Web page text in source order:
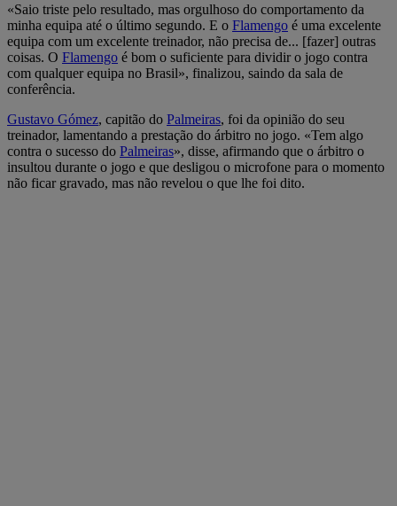
«Saio triste pelo resultado, mas orgulhoso do comportamento da
minha equipa até o último segundo. E o Flamengo é uma excelente
equipa com um excelente treinador, não precisa de... [fazer] outras
coisas. O Flamengo é bom o suficiente para dividir o jogo contra
com qualquer equipa no Brasil», finalizou, saindo da sala de
conferência.
Gustavo Gómez, capitão do Palmeiras, foi da opinião do seu
treinador, lamentando a prestação do árbitro no jogo. «Tem algo
contra o sucesso do Palmeiras», disse, afirmando que o árbitro o
insultou durante o jogo e que desligou o microfone para o momento
não ficar gravado, mas não revelou o que lhe foi dito.